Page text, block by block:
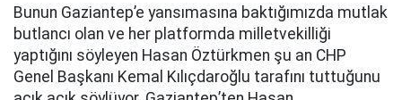
Bunun Gaziantep’e yansımasına baktığımızda mutlak
butlancı olan ve her platformda milletvekilliği
yaptığını söyleyen Hasan Öztürkmen şu an CHP
Genel Başkanı Kemal Kılıçdaroğlu tarafını tuttuğunu